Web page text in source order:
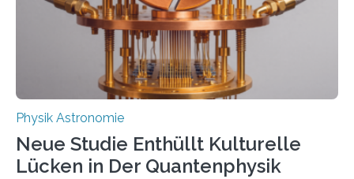
gefunden. Kurz darauf konnte man zeigen, dass sich
Thorium tatsächlich nutzen lässt, um hochpräzise…
Physik Astronomie
Neue Studie Enthüllt Kulturelle
Lücken in Der Quantenphysik